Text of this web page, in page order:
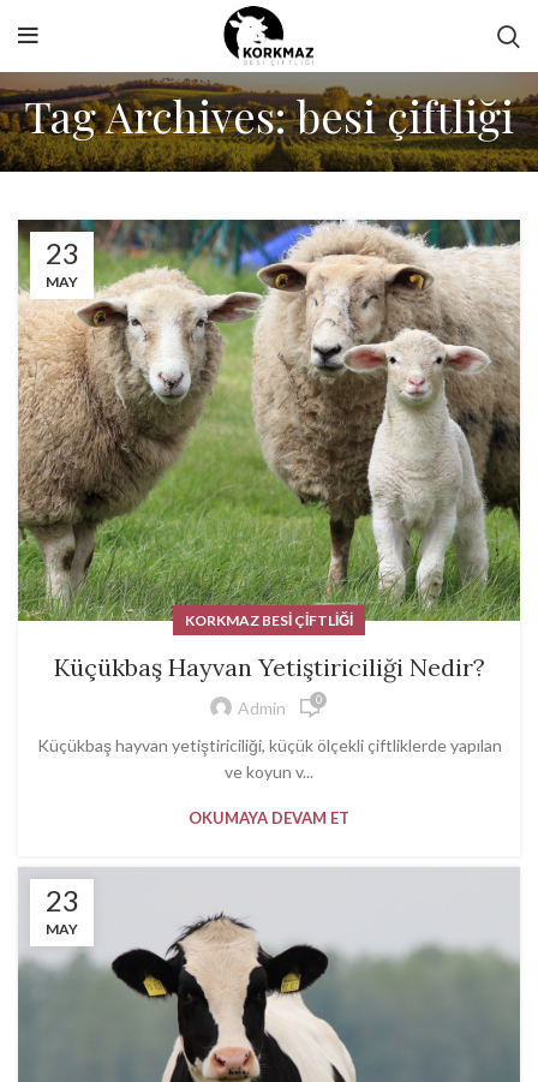
Tag Archives: besi çiftliği
23
MAY
KORKMAZ BESI ÇIFTLIĞI
Küçükbaş Hayvan Yetiştiriciliği Nedir?
Admin 0
Küçükbaş hayvan yetiştiriciliği, küçük ölçekli çiftliklerde yapılan
ve koyun v...
OKUMAYA DEVAM ET
23
MAY